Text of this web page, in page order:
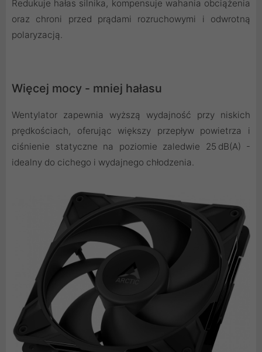
Redukuje hałas silnika, kompensuje wahania obciążenia
oraz chroni przed prądami rozruchowymi i odwrotną
polaryzacją.
Więcej mocy - mniej hałasu
Wentylator zapewnia wyższą wydajność przy niskich
prędkościach, oferując większy przepływ powietrza i
ciśnienie statyczne na poziomie zaledwie 25 dB(A) -
idealny do cichego i wydajnego chłodzenia.